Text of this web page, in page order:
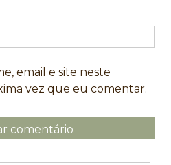
email e site neste
vez que eu comentar.